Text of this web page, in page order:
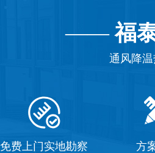
——福
通风降
免费上门实地勘察 方